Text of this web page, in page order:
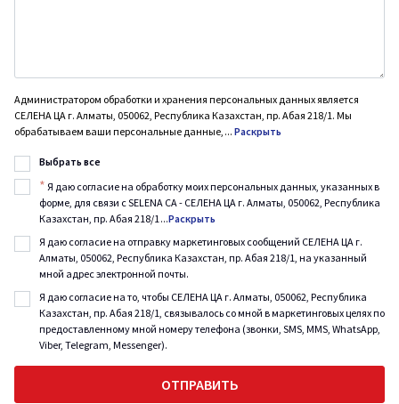
Администратором обработки и хранения персональных данных является
СЕЛЕНА ЦА г. Алматы, 050062, Республика Казахстан, пр. Абая 218/1. Мы
обрабатываем ваши персональные данные, ... Раскрыть
Выбрать все
* Я даю согласие на обработку моих персональных данных, указанных в
форме, для связи с SELENA CA - СЕЛЕНА ЦА г. Алматы, 050062, Республика
Казахстан, пр. Абая 218/1...Раскрыть
Я даю согласие на отправку маркетинговых сообщений СЕЛЕНА ЦА г.
Алматы, 050062, Республика Казахстан, пр. Абая 218/1, на указанный
мной адрес электронной почты.
Я даю согласие на то, чтобы СЕЛЕНА ЦА г. Алматы, 050062, Республика
Казахстан, пр. Абая 218/1, связывалось со мной в маркетинговых целях по
предоставленному мной номеру телефона (звонки, SMS, MMS, WhatsApp,
Viber, Telegram, Messenger).